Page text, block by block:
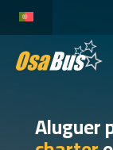
content
ALUGUER
Aluguer